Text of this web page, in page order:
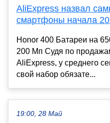
AliExpress назвал
смартфоны начала
Honor 400 Батареи на
200 Мп Судя по
AliExpress, у среднего
свой набор обязате...
19:00, 28 Май